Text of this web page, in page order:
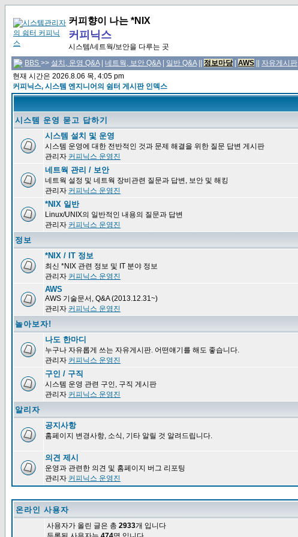
커피향이 나는 *NIX
커피닉스
시스템/네트웍/보안을 다루는 곳
BBS >> 설치, 운영 Q&A| 네트웍, 보안 Q&A| 일반 Q&A|| 정보마당| AWS 자유게시판
현재 시간은 2026.8.06 목, 4:05 pm
커피닉스, 시스템 엔지니어의 쉼터 게시판 인덱스
시스템 운영 묻고 답하기
시스템 설치 및 운영
시스템 운영에 대한 전반적인 것과 문제 해결을 위한 질문 답변 게시판
관리자 커피닉스 운영진
네트웍 관리 / 보안
네트웍 설정 및 네트웍 장비관련 질문과 답변, 보안 및 해킹
관리자 커피닉스 운영진
*NIX 일반
Linux/UNIX의 일반적인 내용의 질문과 답변
관리자 커피닉스 운영진
정보
*NIX / IT 정보
최신 *NIX 관련 정보 및 IT 분야 정보
관리자 커피닉스 운영진
AWS
AWS 기술문서, Q&A (2013.12.31~)
관리자 커피닉스 운영진
놀아보자!
나도 한마디
누구나 자유롭게 쓰는 자유게시판. 어떤얘기를 해도 좋습니다.
관리자 커피닉스 운영진
구인 / 구직
시스템 운영 관련 구인, 구직 게시판
관리자 커피닉스 운영진
알리자
공지사항
홈페이지 변경사항, 소식, 기타 알릴 것 알려드립니다.
의견 제시
운영과 관련한 의견 및 홈페이지 버그 리포팅
관리자 커피닉스 운영진
온라인 사용자
사용자가 올린 글은 총 2933개 입니다